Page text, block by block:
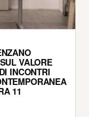
VALORE
INCONTRI
11